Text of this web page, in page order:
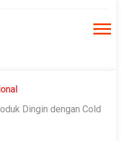
Dingin dengan Cold